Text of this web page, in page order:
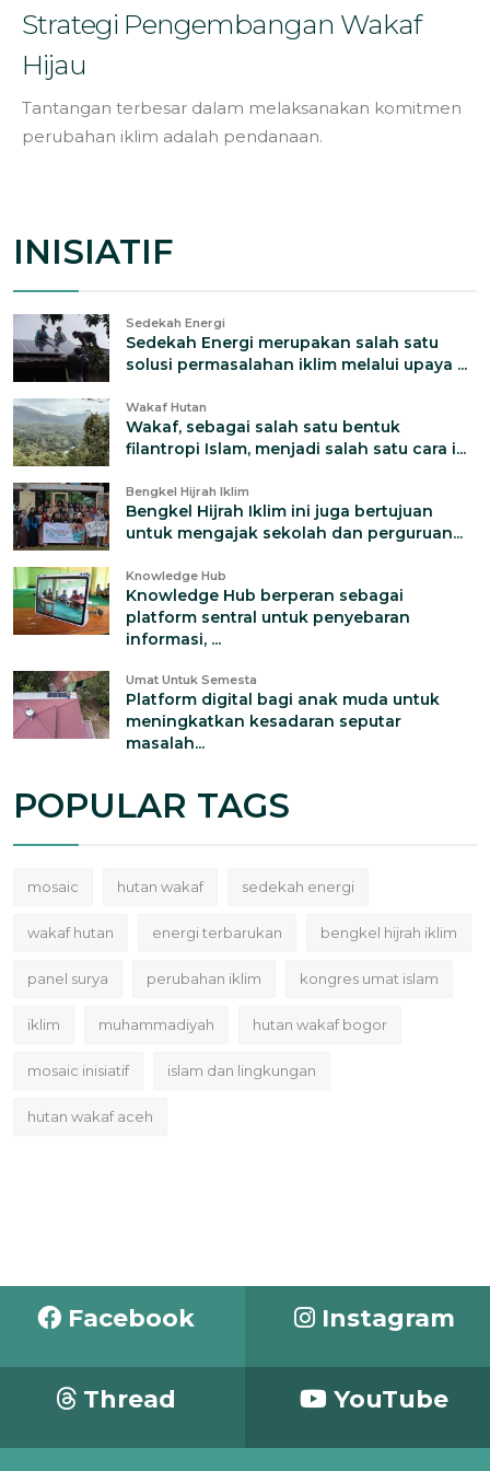
Strategi Pengembangan Wakaf
Hijau
Tantangan terbesar dalam melaksanakan komitmen
perubahan iklim adalah pendanaan.
INISIATIF
Sedekah Energi
Sedekah Energi merupakan salah satu
solusi permasalahan iklim melalui upaya ...
Wakaf Hutan
Wakaf, sebagai salah satu bentuk
filantropi Islam, menjadi salah satu cara i...
Bengkel Hijrah Iklim
Bengkel Hijrah Iklim ini juga bertujuan
untuk mengajak sekolah dan perguruan...
Knowledge Hub
Knowledge Hub berperan sebagai
platform sentral untuk penyebaran
informasi, ...
Umat Untuk Semesta
Platform digital bagi anak muda untuk
meningkatkan kesadaran seputar
masalah...
POPULAR TAGS
mosaic hutan wakaf sedekah energi
wakaf hutan energi terbarukan bengkel hijrah iklim
panel surya perubahan iklim kongres umat islam
iklim muhammadiyah hutan wakaf bogor
mosaic inisiatif islam dan lingkungan
hutan wakaf aceh
Facebook Instagram
Thread YouTube